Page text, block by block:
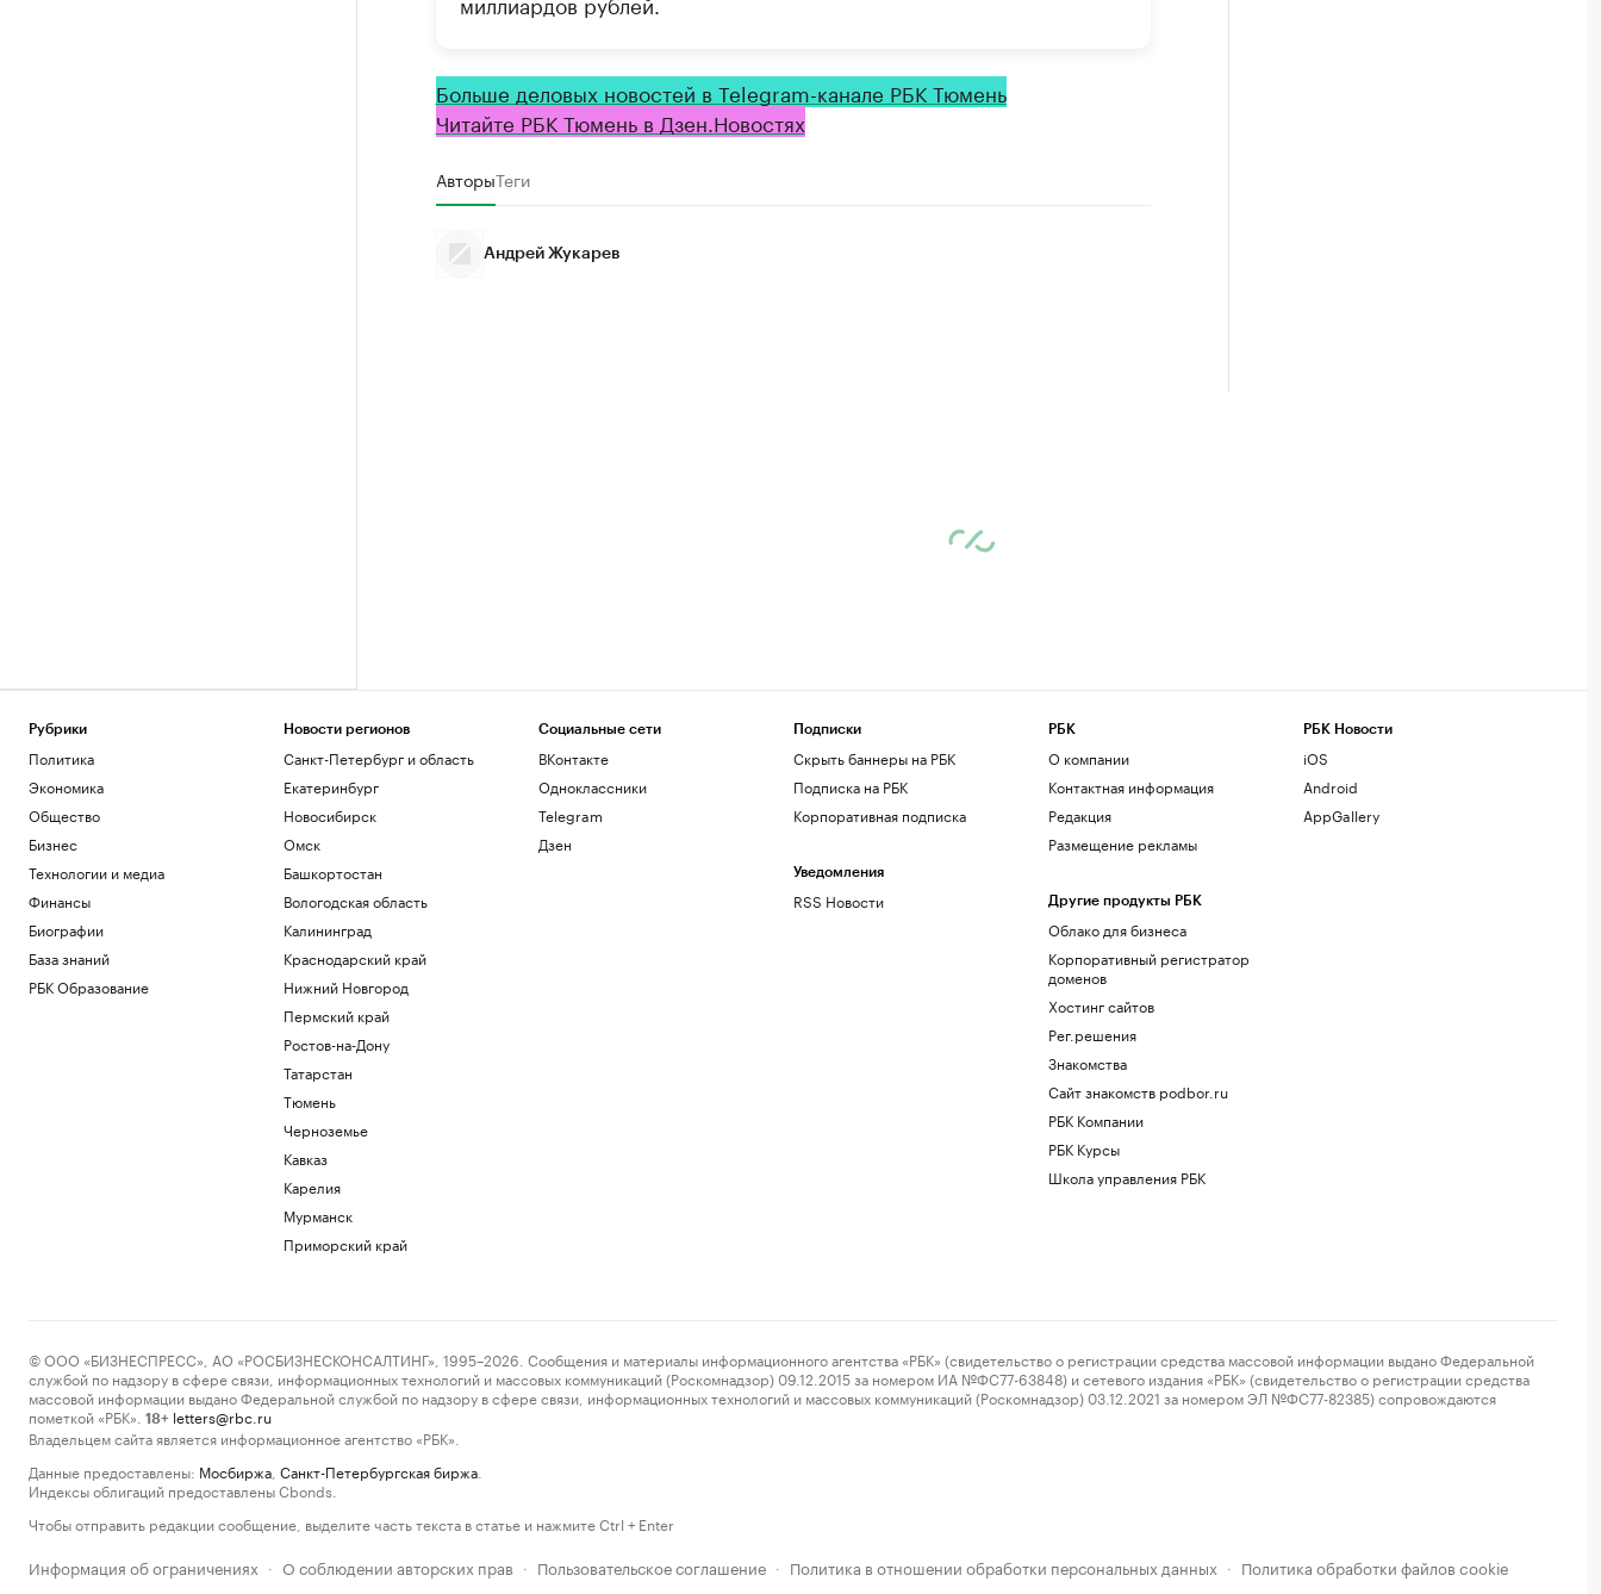
Больше деловых новостей в Telegram-канале РБК Тюмень
Читайте РБК Тюмень в Дзен.Новостях
АвторыТеги
Андрей Жукарев
Рубрики
Политика
Экономика
Общество
Бизнес
Технологии и медиа
Финансы
Биографии
База знаний
РБК Образование
Новости регионов
Санкт-Петербург и область
Екатеринбург
Новосибирск
Омск
Башкортостан
Вологодская область
Калининград
Краснодарский край
Нижний Новгород
Пермский край
Ростов-на-Дону
Татарстан
Тюмень
Черноземье
Кавказ
Карелия
Мурманск
Приморский край
Социальные сети
ВКонтакте
Одноклассники
Telegram
Дзен
Подписки
Скрыть баннеры на РБК
Подписка на РБК
Корпоративная подписка
Уведомления
RSS Новости
РБК
О компании
Контактная информация
Редакция
Размещение рекламы
Другие продукты РБК
Облако для бизнеса
Корпоративный регистратор
доменов
Хостинг сайтов
Рег.решения
Знакомства
Сайт знакомств podbor.ru
РБК Компании
РБК Курсы
Школа управления РБК
РБК Новости
iOS
Android
AppGallery
© ООО «БИЗНЕСПРЕСС», АО «РОСБИЗНЕСКОНСАЛТИНГ», 1995–2026. Сообщения и материалы информационного агентства «РБК» (свидетельство о регистрации средства массовой информации выдано Федеральной
службой по надзору в сфере связи, информационных технологий и массовых коммуникаций (Роскомнадзор) 09.12.2015 за номером ИА №ФС77-63848) и сетевого издания «РБК» (свидетельство о регистрации средства
массовой информации выдано Федеральной службой по надзору в сфере связи, информационных технологий и массовых коммуникаций (Роскомнадзор) 03.12.2021 за номером ЭЛ №ФС77-82385) сопровождаются
пометкой «РБК».
18+ letters@rbc.ru
Владельцем сайта является информационное агентство «РБК».
Данные предоставлены: Мосбиржа Санкт-Петербургская биржа
Индексы облигаций предоставлены Cbonds.
Чтобы отправить редакции сообщение, выделите часть текста в статье и нажмите Ctrl + Enter
Информация об ограничениях · О соблюдении авторских прав · Пользовательское соглашение · Политика в отношении обработки персональных данных · Политика обработки файлов cookie